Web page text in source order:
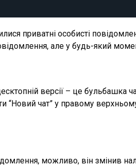
приватні особисті
але у будь-який
версії – це бульбашка
чат” у правому
можливо, він змінив